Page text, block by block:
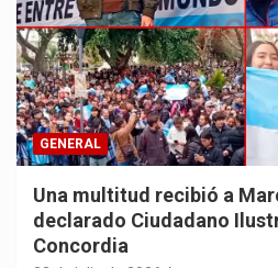
GENERAL
Una multitud recibió a
declarado Ciudadano
Concordia